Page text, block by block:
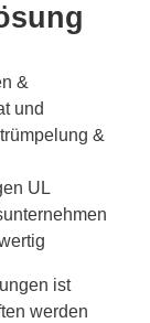
&
und
&
UL
ist
werden